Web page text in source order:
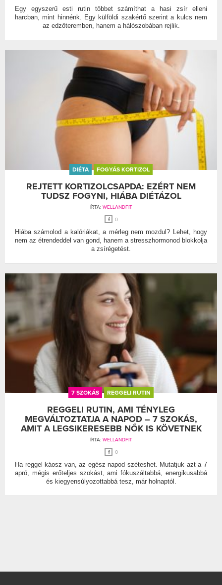
Egy egyszerű esti rutin többet számíthat a hasi zsír elleni
harcban, mint hinnénk. Egy külföldi szakértő szerint a kulcs nem
az edzőteremben, hanem a hálószobában rejlik.
DIÉTA FOGYÁS KORTIZOL
REJTETT KORTIZOLCSAPDA: EZÉRT NEM
TUDSZ FOGYNI, HIÁBA DIÉTÁZOL
ÍRTA: WELLANDFIT
0
Hiába számolod a kalóriákat, a mérleg nem mozdul? Lehet, hogy
nem az étrendeddel van gond, hanem a stresszhormonod blokkolja
a zsírégetést.
7 SZOKÁS REGGELI RUTIN
REGGELI RUTIN, AMI TÉNYLEG
MEGVÁLTOZTATJA A NAPOD – 7 SZOKÁS,
AMIT A LEGSIKERESEBB NŐK IS KÖVETNEK
ÍRTA: WELLANDFIT
0
Ha reggel káosz van, az egész napod széteshet. Mutatjuk azt a 7
apró, mégis erőteljes szokást, ami fókuszáltabbá, energikusabbá
és kiegyensúlyozottabbá tesz, már holnaptól.